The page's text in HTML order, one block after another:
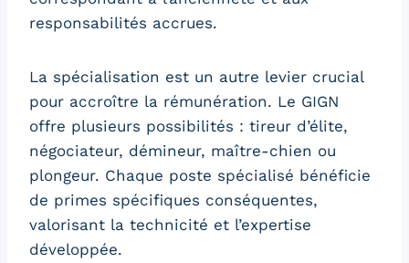
responsabilités accrues.
La spécialisation est un autre levier crucial
pour accroître la rémunération. Le GIGN
offre plusieurs possibilités : tireur d’élite,
négociateur, démineur, maître-chien ou
plongeur. Chaque poste spécialisé bénéficie
de primes spécifiques conséquentes,
valorisant la technicité et l’expertise
développée.